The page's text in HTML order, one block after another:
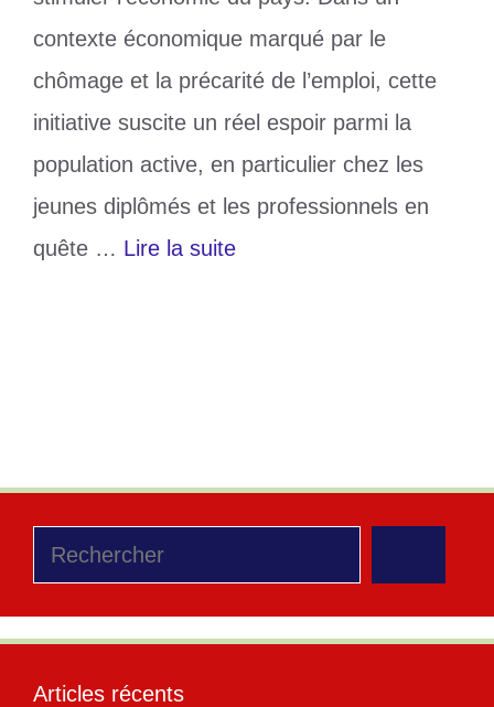
contexte économique marqué par le
chômage et la précarité de l’emploi, cette
initiative suscite un réel espoir parmi la
population active, en particulier chez les
jeunes diplômés et les professionnels en
quête … Lire la suite
Rechercher
Articles récents